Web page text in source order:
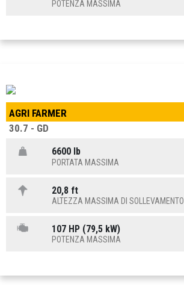
POTENZA MASSIMA
AGRI FARMER
30.7 - GD
6600 lb
PORTATA MASSIMA
20,8 ft
ALTEZZA MASSIMA DI SOLLEVAMENTO
107 HP (79,5 kW)
POTENZA MASSIMA